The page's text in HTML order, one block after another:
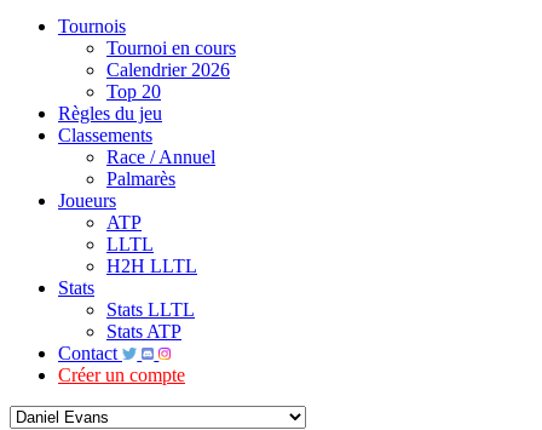
Tournois
Tournoi en cours
Calendrier 2026
Top 20
Règles du jeu
Classements
Race / Annuel
Palmarès
Joueurs
ATP
LLTL
H2H LLTL
Stats
Stats LLTL
Stats ATP
Contact
Créer un compte